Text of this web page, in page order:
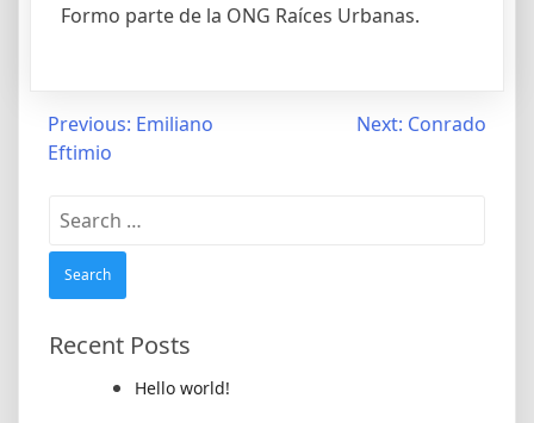
Formo parte de la ONG Raíces Urbanas.
Post
navigation
Previous: Emiliano
Eftimio
Next: Conrado
Search
for:
Recent Posts
Hello world!